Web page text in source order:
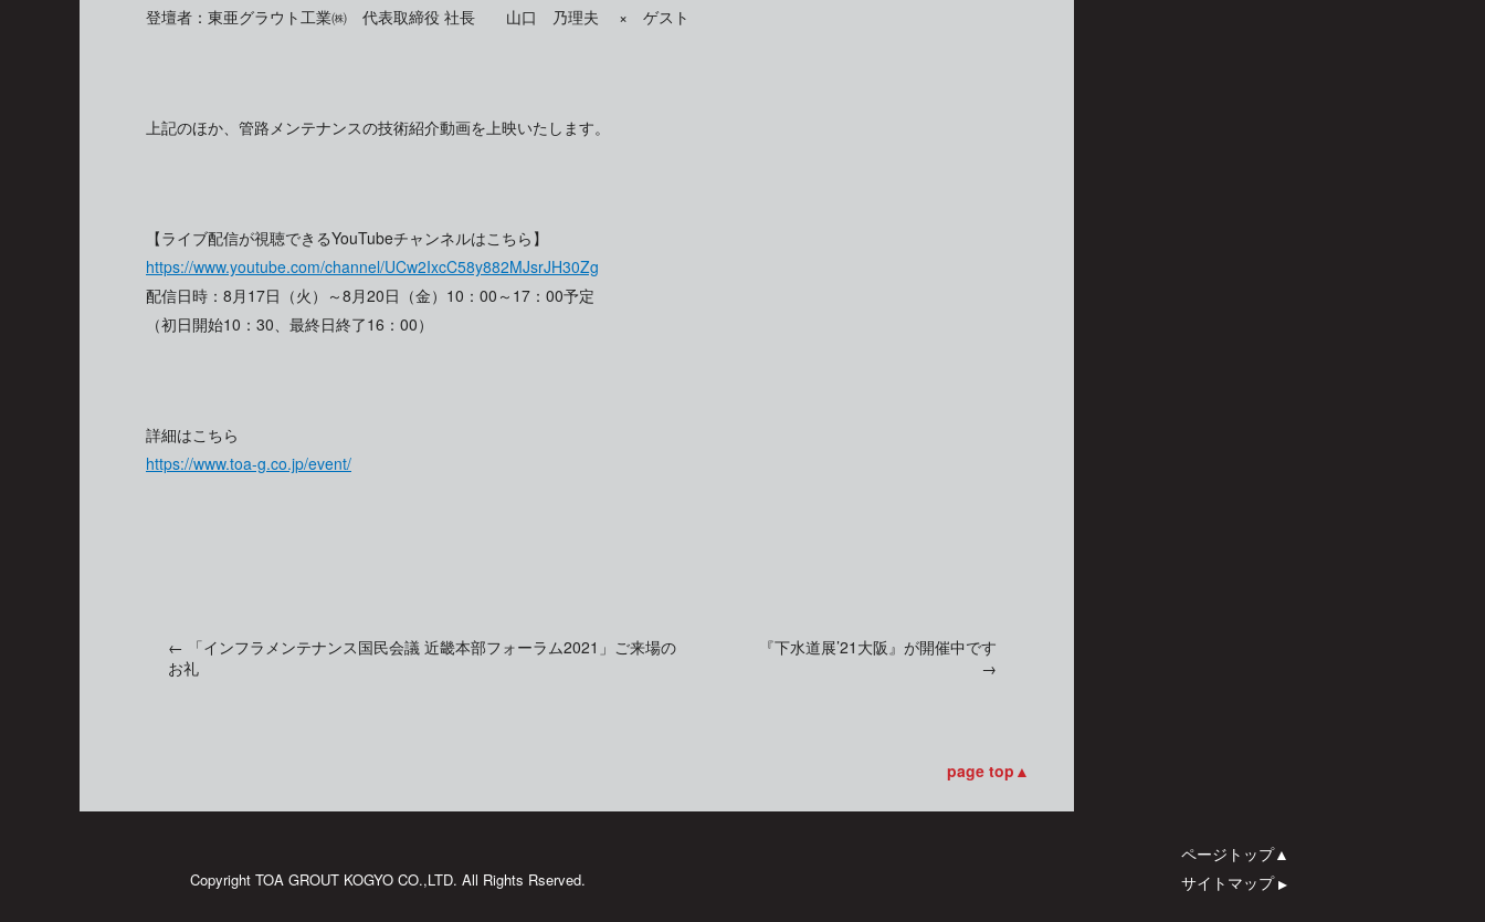
登壇者：東亜グラウト工業㈱ 代表取締役 社長 山口 乃理夫 × ゲスト
上記のほか、管路メンテナンスの技術紹介動画を上映いたします。
【ライブ配信が視聴できるYouTubeチャンネルはこちら】
https://www.youtube.com/channel/UCw2IxcC58y882MJsrJH30Zg
配信日時：8月17日（火）～8月20日（金）10：00～17：00予定
（初日開始10：30、最終日終了16：00）
詳細はこちら
https://www.toa-g.co.jp/event/
投
ナ
← 「インフラメンテナンス国民会議 近畿本部フォーラム2021」ご来場の
お礼
『下水道展’21大阪』が開催中です
→
page top▲
ページトップ▲
サイトマップ ▲
Copyright TOA GROUT KOGYO CO.,LTD. All Rights Rserved.